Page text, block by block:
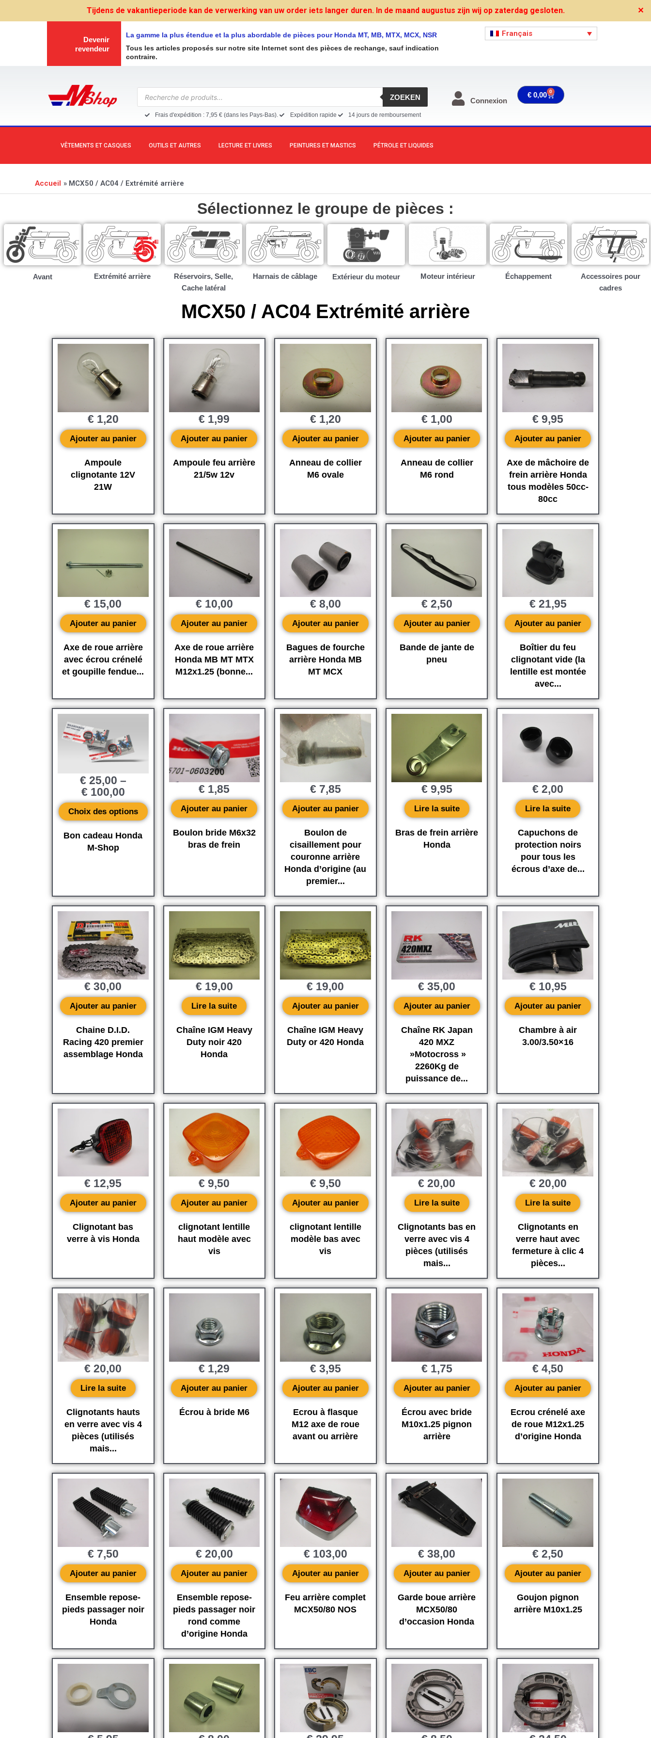
Tijdens de vakantieperiode kan de verwerking van uw order iets langer duren. In de maand augustus zijn wij op zaterdag gesloten. ✕
Devenir
revendeur
La gamme la plus étendue et la plus abordable de pièces pour Honda MT, MB, MTX, MCX, NSR
Tous les articles proposés sur notre site Internet sont des pièces de rechange, sauf indication
contraire.
Français
Recherche
de
produits
ZOEKEN
Frais d'expédition : 7,95 € (dans les Pays-Bas). Expédition rapide 14 jours de remboursement
Connexion
€ 0,00 0 Panier
VÊTEMENTS ET CASQUES OUTILS ET AUTRES LECTURE ET LIVRES PEINTURES ET MASTICS PÉTROLE ET LIQUIDES
Accueil MCX50 / AC04 / Extrémité arrière
Sélectionnez le groupe de pièces :
Avant Extrémité arrière
Réservoirs, Selle,
Cache latéral
Harnais de câblage Extérieur du moteur Moteur intérieur​ Échappement
Accessoires pour
cadres
MCX50 / AC04 Extrémité arrière
Ampoule
clignotante 12V
21W
€1,20
Ajouter au panier
Ampoule feu arrière
21/5w 12v
€ 1,99
Ajouter au panier
Anneau de collier
M6 ovale
€1,20
Ajouter au panier
Anneau de collier
M6 rond
€1,00
Ajouter au panier
Axe de mâchoire de
frein arrière Honda
tous modèles 50cc-
80cc
€ 9,95
Ajouter au panier
Axe de roue arrière
avec écrou crénelé
et goupille fendue...
€ 15,00
Ajouter au panier
Axe de roue arrière
Honda MB MT MTX
M12x1.25 (bonne...
€10,00
Ajouter au panier
Bagues de fourche
arrière Honda MB
MT MCX
€8,00
Ajouter au panier
Bande de jante de
pneu
€2,50
Ajouter au panier
Boîtier du feu
clignotant vide (la
lentille est montée
avec...
€21,95
Ajouter au panier
Bon cadeau Honda
M-Shop
€25,00 –
€100,00
Choix des options
Boulon bride M6x32
bras de frein
€ 1,85
Ajouter au panier
Boulon de
cisaillement pour
couronne arrière
Honda d’origine (au
premier...
€7,85
Ajouter au panier
Bras de frein arrière
Honda
€9,95
Lire la suite
Capuchons de
protection noirs
pour tous les
écrous d’axe de...
€ 2,00
Lire la suite
Chaine D.I.D.
Racing 420 premier
assemblage Honda
€ 30,00
Ajouter au panier
Chaîne IGM Heavy
Duty noir 420
Honda
€19,00
Lire la suite
Chaîne IGM Heavy
Duty or 420 Honda
€ 19,00
Ajouter au panier
Chaîne RK Japan
420 MXZ
»Motocross »
2260Kg de
puissance de...
€ 35,00
Ajouter au panier
Chambre à air
3.00/3.50×16
€10,95
Ajouter au panier
Clignotant bas
verre à vis Honda
€ 12,95
Ajouter au panier
clignotant lentille
haut modèle avec
vis
€ 9,50
Ajouter au panier
clignotant lentille
modèle bas avec
vis
€9,50
Ajouter au panier
Clignotants bas en
verre avec vis 4
pièces (utilisés
mais...
€ 20,00
Lire la suite
Clignotants en
verre haut avec
fermeture à clic 4
pièces...
€20,00
Lire la suite
Clignotants hauts
en verre avec vis 4
pièces (utilisés
mais...
€ 20,00
Lire la suite
Écrou à bride M6
€ 1,29
Ajouter au panier
Ecrou à flasque
M12 axe de roue
avant ou arrière
€3,95
Ajouter au panier
Écrou avec bride
M10x1.25 pignon
arrière
€1,75
Ajouter au panier
Ecrou crénelé axe
de roue M12x1.25
d’origine Honda
€ 4,50
Ajouter au panier
Ensemble repose-
pieds passager noir
Honda
€7,50
Ajouter au panier
Ensemble repose-
pieds passager noir
rond comme
d’origine Honda
€20,00
Ajouter au panier
Feu arrière complet
MCX50/80 NOS
€103,00
Ajouter au panier
Garde boue arrière
MCX50/80
d’occasion Honda
€ 38,00
Ajouter au panier
Goujon pignon
arrière M10x1.25
€ 2,50
Ajouter au panier